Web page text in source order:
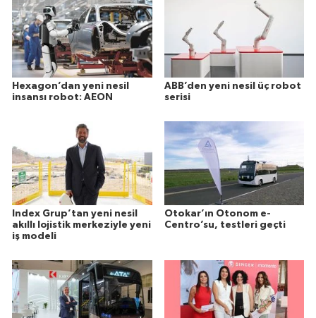
Hexagon’dan yeni nesil
insansı robot: AEON
ABB’den yeni nesil üç robot
serisi
Index Grup’tan yeni nesil
akıllı lojistik merkeziyle yeni
iş modeli
Otokar’ın Otonom e-
Centro’su, testleri geçti